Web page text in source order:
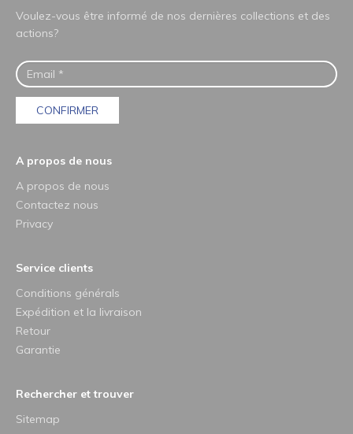
Voulez-vous être informé de nos dernières collections et des
actions?
CONFIRMER
A propos de nous
A propos de nous
Contactez nous
Privacy
Service clients
Conditions générals
Expédition et la livraison
Retour
Garantie
Rechercher et trouver
Sitemap